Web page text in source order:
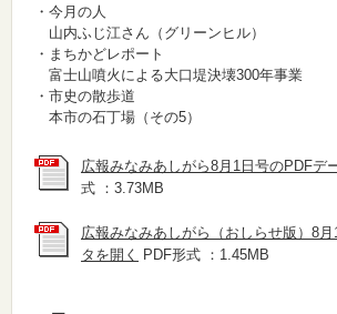
・今月の人
山内ふじ江さん（グリーンヒル）
・まちかどレポート
富士山噴火による大口堤決壊300年事業
・市史の散歩道
本市の石丁場（その5）
広報みなみあしがら8月1日号のPDFデ
式 ：3.73MB
広報みなみあしがら（おしらせ版）8
タを開く
PDF形式 ：1.45MB